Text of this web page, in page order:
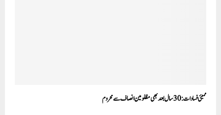
ممبئی فسادات: 30سال بعد بھی مظلومین انصاف سے محروم